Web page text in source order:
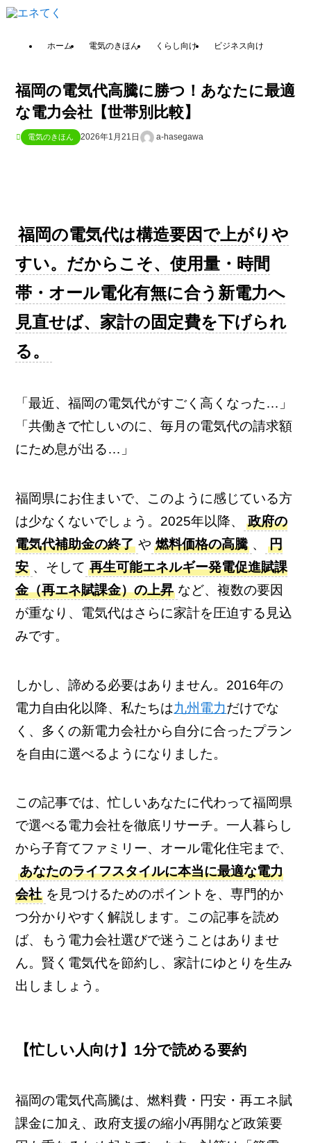
ホーム 電気のきほん くらし向け ビジネス向け
福岡の電気代高騰に勝つ！あなたに最適
な電力会社【世帯別比較】
電気のきほん 2026年1月21日 a-hasegawa
福岡の電気代は構造要因で上がりや
すい。だからこそ、使用量・時間
帯・オール電化有無に合う新電力へ
見直せば、家計の固定費を下げられ
る。
「最近、福岡の電気代がすごく高くなった…」
「共働きで忙しいのに、毎月の電気代の請求額
にため息が出る…」
福岡県にお住まいで、このように感じている方
は少なくないでしょう。2025年以降、
政府の
電気代補助金の終了 や 燃料価格の高騰 、
円
安 、そして 再生可能エネルギー発電促進賦課
金（再エネ賦課金）の上昇 など、複数の要因
が重なり、電気代はさらに家計を圧迫する見込
みです。
しかし、諦める必要はありません。2016年の
電力自由化以降、私たちは九州電力だけでな
く、多くの新電力会社から自分に合ったプラン
を自由に選べるようになりました。
この記事では、忙しいあなたに代わって福岡県
で選べる電力会社を徹底リサーチ。一人暮らし
から子育てファミリー、オール電化住宅まで、
あなたのライフスタイルに本当に最適な電力
会社 を見つけるためのポイントを、専門的か
つ分かりやすく解説します。この記事を読め
ば、もう電力会社選びで迷うことはありませ
ん。賢く電気代を節約し、家計にゆとりを生み
出しましょう。
【忙しい人向け】1分で読める要約
福岡の電気代高騰は、燃料費・円安・再エネ賦
課金に加え、政府支援の縮小/再開など政策要